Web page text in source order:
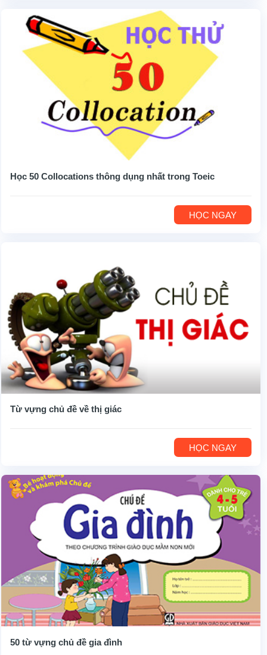
Học 50 Collocations thông dụng nhất trong Toeic
HỌC NGAY
Từ vựng chủ đề về thị giác
HỌC NGAY
50 từ vựng chủ đề gia đình